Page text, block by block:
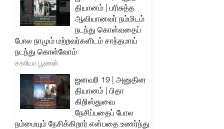
தியானம் | பரிசுத்த
ஆவியானவர் நம்மிடம்
நடந்து கொள்வதைப்
போல நாமும் மற்றவர்களிடம் சாந்தமாய்
நடந்து கொள்வோம்
சகரியா பூணன்
ஜனவரி 19 | அனுதின
தியானம் | பிதா
கிறிஸ்துவை
நேசிப்பதைப் போல
நம்மையும் நேசிக்கிறார் என்பதை உணர்ந்து